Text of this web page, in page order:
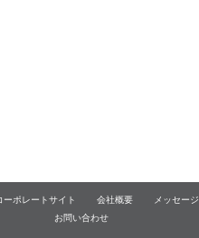
ーポレートサイト 会社概要 メッセージ
お問い合わせ